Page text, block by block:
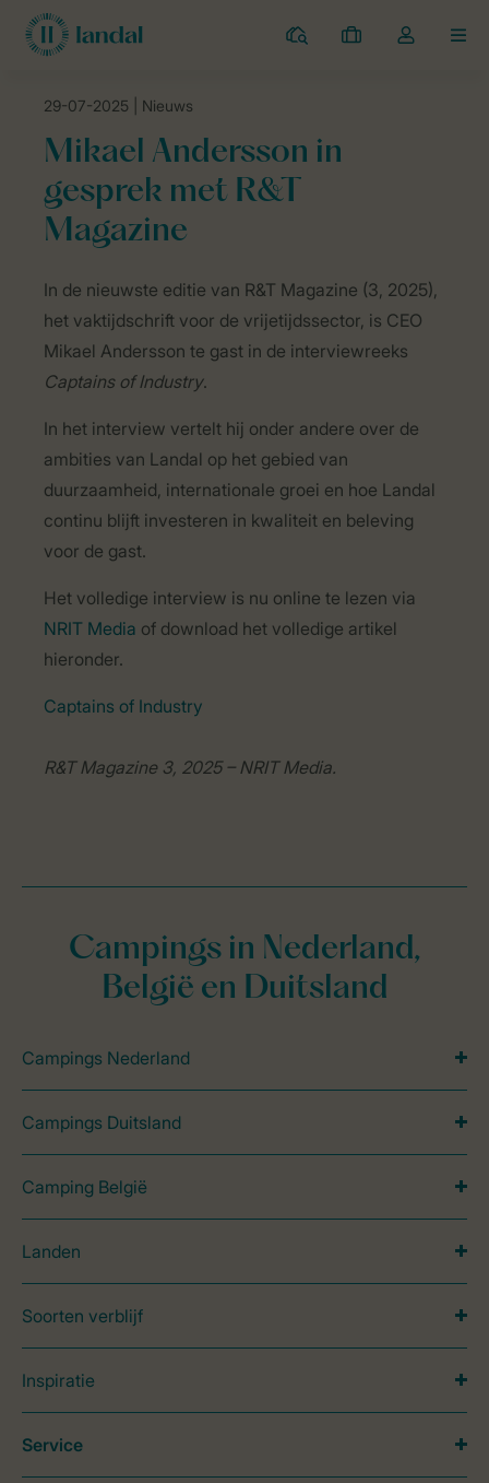
Campings
Mijn
Open
Landal Camping
29-07-2025 | Nieuws
Mikael Andersson in
gesprek met R&T
Magazine
In de nieuwste editie van R&T Magazine (3, 2025),
het vaktijdschrift voor de vrijetijdssector, is CEO
Mikael Andersson te gast in de interviewreeks
Captains of Industry.
In het interview vertelt hij onder andere over de
ambities van Landal op het gebied van
duurzaamheid, internationale groei en hoe Landal
continu blijft investeren in kwaliteit en beleving
voor de gast.
Het volledige interview is nu online te lezen via
NRIT Media of download het volledige artikel
hieronder.
Captains of Industry
R&T Magazine 3, 2025 – NRIT Media.
Campings in Nederland,
België en Duitsland
Campings Nederland
Campings Duitsland
Camping België
Landen
Soorten verblijf
Inspiratie
Service